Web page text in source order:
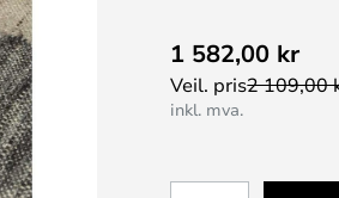
1 582,00 kr
Veil. pris2 109,00
inkl. mva.